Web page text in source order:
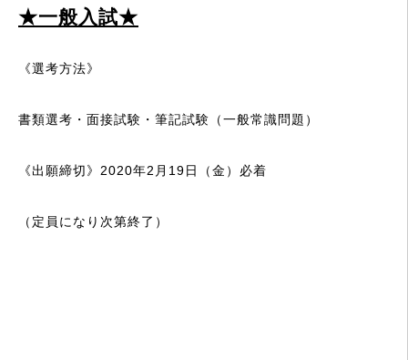
★一般入試★
《選考方法》
書類選考・面接試験・ 筆記試験（一般常識問題）
《出願締切》 2020年2月19日（金）必着
（定員になり次第終了）